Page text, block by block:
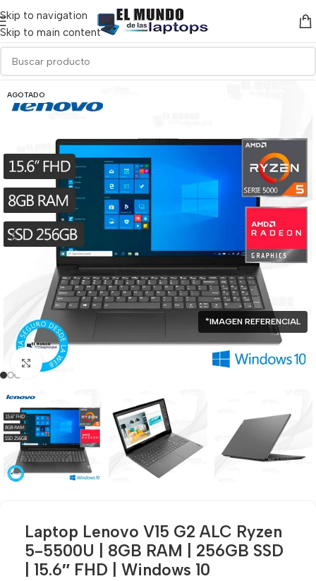
Skip to navigation
Skip to main content
AGOTADO
Click para agrandar
*IMAGEN REFERENCIAL
Laptop Lenovo V15 G2 ALC Ryzen
5-5500U | 8GB RAM | 256GB SSD
| 15.6″ FHD | Windows 10